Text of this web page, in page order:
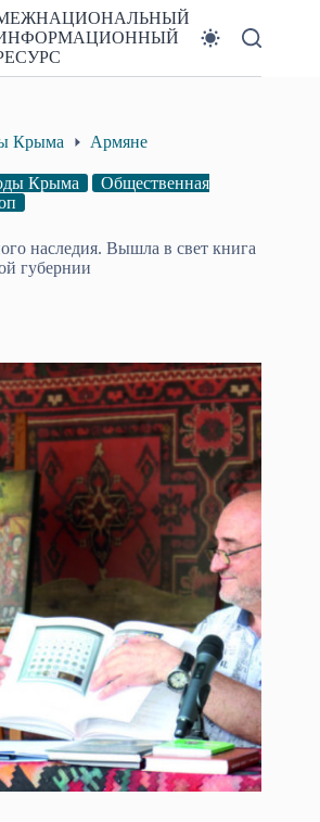
Крыма Армяне
Крыма
Общественная
наследия. Вышла в свет книга
губернии